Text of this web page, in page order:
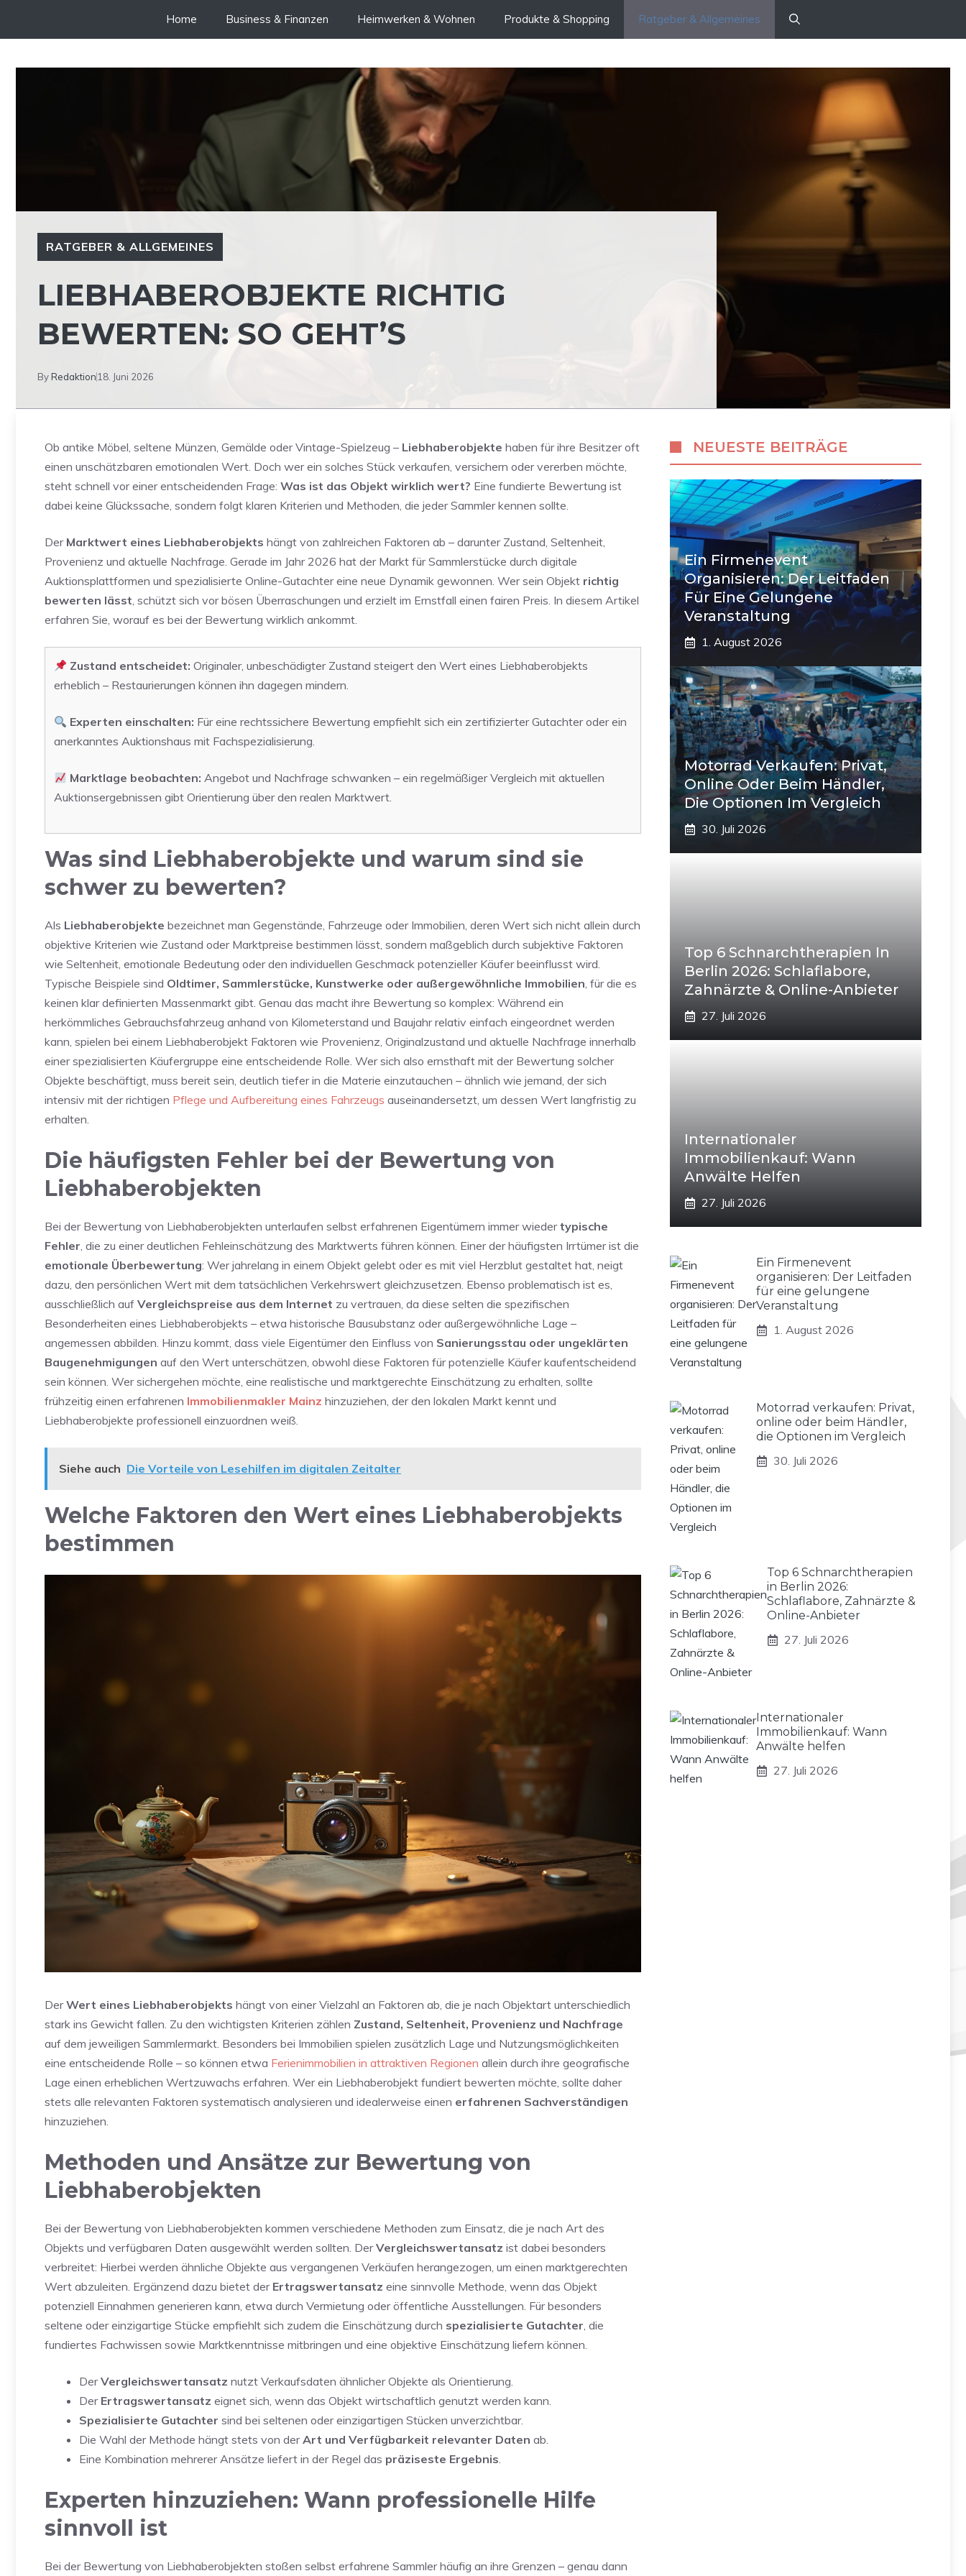
Home Business & Finanzen Heimwerken & Wohnen Produkte & Shopping Ratgeber & Allgemeines
RATGEBER & ALLGEMEINES
LIEBHABEROBJEKTE RICHTIG
BEWERTEN: SO GEHT’S
By Redaktion 18. Juni 2026
Ob antike Möbel, seltene Münzen, Gemälde oder Vintage-Spielzeug – Liebhaberobjekte haben für ihre Besitzer oft
einen unschätzbaren emotionalen Wert. Doch wer ein solches Stück verkaufen, versichern oder vererben möchte,
steht schnell vor einer entscheidenden Frage: Was ist das Objekt wirklich wert? Eine fundierte Bewertung ist
dabei keine Glückssache, sondern folgt klaren Kriterien und Methoden, die jeder Sammler kennen sollte.
Der Marktwert eines Liebhaberobjekts hängt von zahlreichen Faktoren ab – darunter Zustand, Seltenheit,
Provenienz und aktuelle Nachfrage. Gerade im Jahr 2026 hat der Markt für Sammlerstücke durch digitale
Auktionsplattformen und spezialisierte Online-Gutachter eine neue Dynamik gewonnen. Wer sein Objekt richtig
bewerten lässt, schützt sich vor bösen Überraschungen und erzielt im Ernstfall einen fairen Preis. In diesem Artikel
erfahren Sie, worauf es bei der Bewertung wirklich ankommt.
Zustand entscheidet: Originaler, unbeschädigter Zustand steigert den Wert eines Liebhaberobjekts
erheblich – Restaurierungen können ihn dagegen mindern.
Experten einschalten: Für eine rechtssichere Bewertung empfiehlt sich ein zertifizierter Gutachter oder ein
anerkanntes Auktionshaus mit Fachspezialisierung.
Marktlage beobachten: Angebot und Nachfrage schwanken – ein regelmäßiger Vergleich mit aktuellen
Auktionsergebnissen gibt Orientierung über den realen Marktwert.
Was sind Liebhaberobjekte und warum sind sie
schwer zu bewerten?
Als Liebhaberobjekte bezeichnet man Gegenstände, Fahrzeuge oder Immobilien, deren Wert sich nicht allein durch
objektive Kriterien wie Zustand oder Marktpreise bestimmen lässt, sondern maßgeblich durch subjektive Faktoren
wie Seltenheit, emotionale Bedeutung oder den individuellen Geschmack potenzieller Käufer beeinflusst wird.
Typische Beispiele sind Oldtimer, Sammlerstücke, Kunstwerke oder außergewöhnliche Immobilien, für die es
keinen klar definierten Massenmarkt gibt. Genau das macht ihre Bewertung so komplex: Während ein
herkömmliches Gebrauchsfahrzeug anhand von Kilometerstand und Baujahr relativ einfach eingeordnet werden
kann, spielen bei einem Liebhaberobjekt Faktoren wie Provenienz, Originalzustand und aktuelle Nachfrage innerhalb
einer spezialisierten Käufergruppe eine entscheidende Rolle. Wer sich also ernsthaft mit der Bewertung solcher
Objekte beschäftigt, muss bereit sein, deutlich tiefer in die Materie einzutauchen – ähnlich wie jemand, der sich
intensiv mit der richtigen Pflege und Aufbereitung eines Fahrzeugs auseinandersetzt, um dessen Wert langfristig zu
erhalten.
Die häufigsten Fehler bei der Bewertung von
Liebhaberobjekten
Bei der Bewertung von Liebhaberobjekten unterlaufen selbst erfahrenen Eigentümern immer wiedertypische
Fehler, die zu einer deutlichen Fehleinschätzung des Marktwerts führen können. Einer der häufigsten Irrtümer ist die
emotionale Überbewertung: Wer jahrelang in einem Objekt gelebt oder es mit viel Herzblut gestaltet hat, neigt
dazu, den persönlichen Wert mit dem tatsächlichen Verkehrswert gleichzusetzen. Ebenso problematisch ist es,
ausschließlich auf Vergleichspreise aus dem Internet zu vertrauen, da diese selten die spezifischen
Besonderheiten eines Liebhaberobjekts – etwa historische Bausubstanz oder außergewöhnliche Lage –
angemessen abbilden. Hinzu kommt, dass viele Eigentümer den Einfluss von Sanierungsstau oder ungeklärten
Baugenehmigungen auf den Wert unterschätzen, obwohl diese Faktoren für potenzielle Käufer kaufentscheidend
sein können. Wer sichergehen möchte, eine realistische und marktgerechte Einschätzung zu erhalten, sollte
frühzeitig einen erfahrenen Immobilienmakler Mainz hinzuziehen, der den lokalen Markt kennt und
Liebhaberobjekte professionell einzuordnen weiß.
Siehe auch Die Vorteile von Lesehilfen im digitalen Zeitalter
Welche Faktoren den Wert eines Liebhaberobjekts
bestimmen
DerWert eines Liebhaberobjekts hängt von einer Vielzahl an Faktoren ab, die je nach Objektart unterschiedlich
stark ins Gewicht fallen. Zu den wichtigsten Kriterien zählen Zustand, Seltenheit, Provenienz und Nachfrage
auf dem jeweiligen Sammlermarkt. Besonders bei Immobilien spielen zusätzlich Lage und Nutzungsmöglichkeiten
eine entscheidende Rolle – so können etwa Ferienimmobilien in attraktiven Regionen allein durch ihre geografische
Lage einen erheblichen Wertzuwachs erfahren. Wer ein Liebhaberobjekt fundiert bewerten möchte, sollte daher
stets alle relevanten Faktoren systematisch analysieren und idealerweise einen erfahrenen Sachverständigen
hinzuziehen.
Methoden und Ansätze zur Bewertung von
Liebhaberobjekten
Bei der Bewertung von Liebhaberobjekten kommen verschiedene Methoden zum Einsatz, die je nach Art des
Objekts und verfügbaren Daten ausgewählt werden sollten. DerVergleichswertansatz ist dabei besonders
verbreitet: Hierbei werden ähnliche Objekte aus vergangenen Verkäufen herangezogen, um einen marktgerechten
Wert abzuleiten. Ergänzend dazu bietet der Ertragswertansatz eine sinnvolle Methode, wenn das Objekt
potenziell Einnahmen generieren kann, etwa durch Vermietung oder öffentliche Ausstellungen. Für besonders
seltene oder einzigartige Stücke empfiehlt sich zudem die Einschätzung durch spezialisierte Gutachter, die
fundiertes Fachwissen sowie Marktkenntnisse mitbringen und eine objektive Einschätzung liefern können.
DerVergleichswertansatz nutzt Verkaufsdaten ähnlicher Objekte als Orientierung.
Der Ertragswertansatz eignet sich, wenn das Objekt wirtschaftlich genutzt werden kann.
Spezialisierte Gutachter sind bei seltenen oder einzigartigen Stücken unverzichtbar.
Die Wahl der Methode hängt stets von derArt und Verfügbarkeit relevanter Daten ab.
Eine Kombination mehrerer Ansätze liefert in der Regel das präziseste Ergebnis.
Experten hinzuziehen: Wann professionelle Hilfe
sinnvoll ist
Bei der Bewertung von Liebhaberobjekten stoßen selbst erfahrene Sammler häufig an ihre Grenzen – genau dann
NEUESTE BEITRÄGE
Ein Firmenevent
Organisieren: Der Leitfaden
Für Eine Gelungene
Veranstaltung
1. August 2026
Motorrad Verkaufen: Privat,
Online Oder Beim Händler,
Die Optionen Im Vergleich
30. Juli 2026
Top 6 Schnarchtherapien In
Berlin 2026: Schlaflabore,
Zahnärzte & Online-Anbieter
27. Juli 2026
Internationaler
Immobilienkauf: Wann
Anwälte Helfen
27. Juli 2026
Ein Firmenevent
organisieren: Der Leitfaden
für eine gelungene
Veranstaltung
1. August 2026
Motorrad verkaufen: Privat,
online oder beim Händler,
die Optionen im Vergleich
30. Juli 2026
Top 6 Schnarchtherapien
in Berlin 2026:
Schlaflabore, Zahnärzte &
Online-Anbieter
27. Juli 2026
Internationaler
Immobilienkauf: Wann
Anwälte helfen
27. Juli 2026